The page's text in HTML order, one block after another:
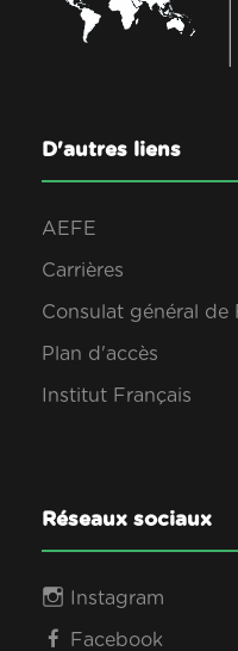
D'autres liens
AEFE
Carrières
Consulat général de
Plan d'accès
Institut Français
Réseaux sociaux
Instagram
Facebook